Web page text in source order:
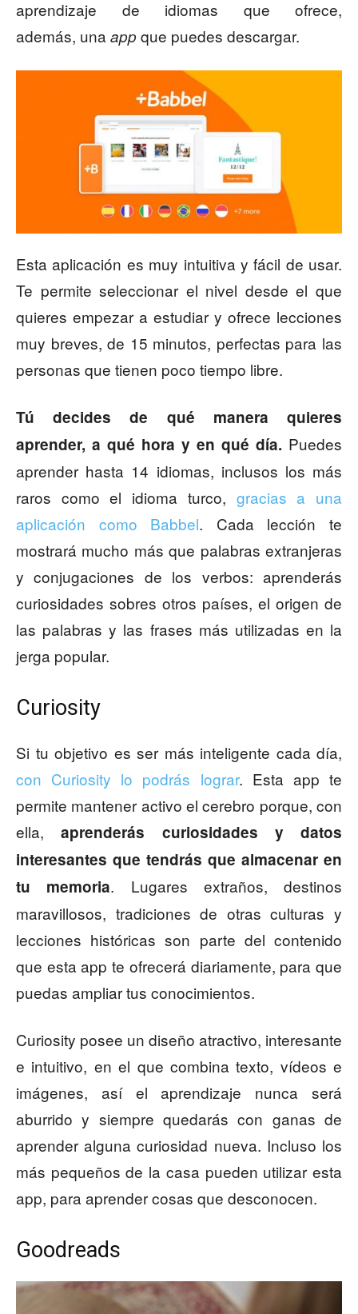
aprendizaje de idiomas que ofrece,
además, una app que puedes descargar.
Esta aplicación es muy intuitiva y fácil de usar.
Te permite seleccionar el nivel desde el que
quieres empezar a estudiar y ofrece lecciones
muy breves, de 15 minutos, perfectas para las
personas que tienen poco tiempo libre.
Tú decides de qué manera quieres
aprender, a qué hora y en qué día. Puedes
aprender hasta 14 idiomas, inclusos los más
raros como el idioma turco, gracias a una
aplicación como Babbel. Cada lección te
mostrará mucho más que palabras extranjeras
y conjugaciones de los verbos: aprenderás
curiosidades sobres otros países, el origen de
las palabras y las frases más utilizadas en la
jerga popular.
Curiosity
Si tu objetivo es ser más inteligente cada día,
con Curiosity lo podrás lograr. Esta app te
permite mantener activo el cerebro porque, con
ella,aprenderás curiosidades y datos
interesantes que tendrás que almacenar en
tu memoria. Lugares extraños, destinos
maravillosos, tradiciones de otras culturas y
lecciones históricas son parte del contenido
que esta app te ofrecerá diariamente, para que
puedas ampliar tus conocimientos.
Curiosity posee un diseño atractivo, interesante
e intuitivo, en el que combina texto, vídeos e
imágenes, así el aprendizaje nunca será
aburrido y siempre quedarás con ganas de
aprender alguna curiosidad nueva. Incluso los
más pequeños de la casa pueden utilizar esta
app, para aprender cosas que desconocen.
Goodreads